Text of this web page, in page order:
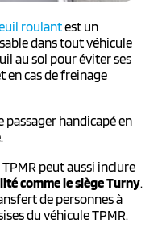
roulantest un
dans tout véhicule
au sol pour éviter ses
en cas de freinage
passager handicapé en
peut aussi inclure
comme le siège Turny.
de personnes à
du véhicule TPMR.